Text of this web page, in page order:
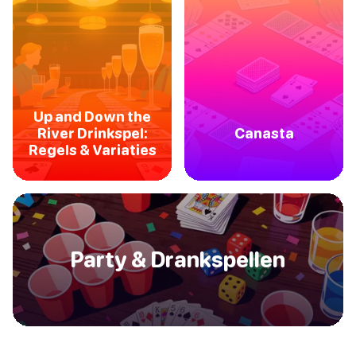
Up and Down the
River Drinkspel:
Regels & Variaties
Canasta
Party & Drankspellen